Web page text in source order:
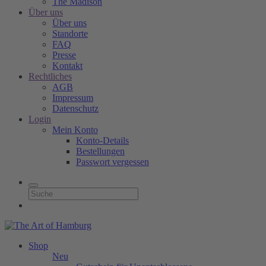
Über uns
Über uns
Standorte
FAQ
Presse
Kontakt
Rechtliches
AGB
Impressum
Datenschutz
Login
Mein Konto
Konto-Details
Bestellungen
Passwort vergessen
Shop
Neu